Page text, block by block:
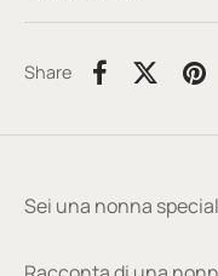
Share
Sei una nonna